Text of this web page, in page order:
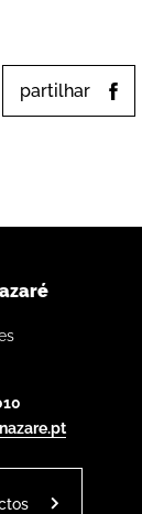
partilhar